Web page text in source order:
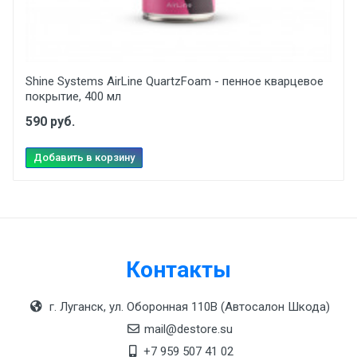
1.5 kg
Dimensions
208 mm
maximus consectetur diam. Nulla ut ex mollis,
volutpat tellus vitae, accumsan ligula.
Helena Garcia
Duis ac lectus scelerisque quam blandit egestas.
Pellentesque hendrerit eros laoreet suscipit
1 2(current)
3
Shine Systems AirLine QuartzFoam - пенное кварцевое
покрытие, 400 мл
590 руб.
Добавить в корзину
Контакты
г. Луганск, ул. Оборонная 110В (Автосалон Шкода)
mail@destore.su
+7 959 507 41 02